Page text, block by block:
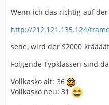
Wenn ich das richtig auf der
http://212.121.135.124/
sehe, wird der S2000
Folgende Typklassen sind
Vollkasko alt: 36
Vollkasko neu: 31